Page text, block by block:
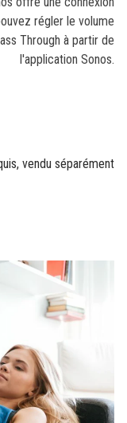
régler le volume
Through à partir de
l'application Sonos.
vendu séparément